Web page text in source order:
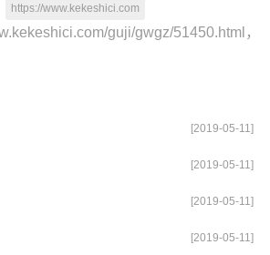
https://www.kekeshici.com
guji/gwgz/51450.html，
[2019-05-11]
[2019-05-11]
[2019-05-11]
[2019-05-11]